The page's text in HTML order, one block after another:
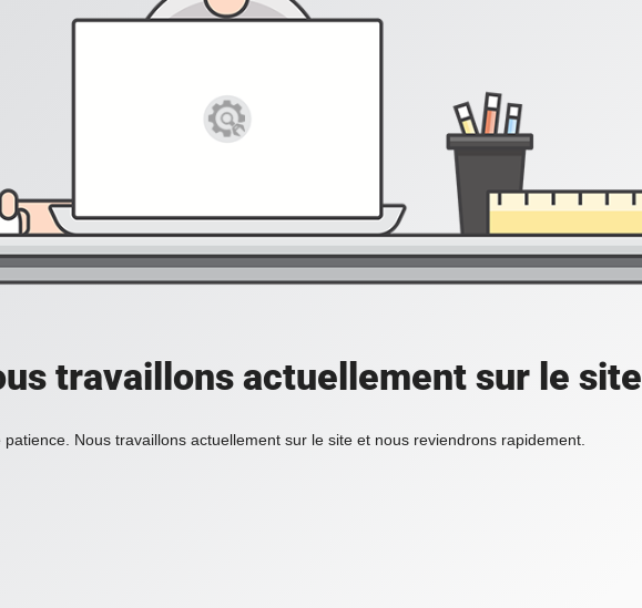
travaillons actuellement sur le site
Nous travaillons actuellement sur le site et nous reviendrons rapidement.